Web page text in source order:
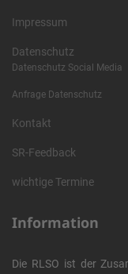
Impressum
Datenschutz
Datenschutz Social Media
Anfrage Datenschutz
Kontakt
SR-Feedback
wichtige Termine
Information
Die RLSO ist der